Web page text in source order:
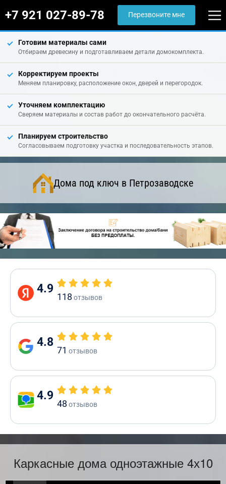
+7 921 027-89-78 Перезвоните мне
Готовим материалы сами
Отбираем древесину и подготавливаем детали домокомплекта.
Корректируем проекты
Меняем планировку, расположение окон, дверей и перегородок.
Уточняем комплектацию
Сверяем материалы и состав работ до окончательного расчёта.
Планируем строительство
Согласовываем подготовку участка и последовательность этапов.
Дома под ключ в Петрозаводске
4.9
118 отзывов
4.8
71 отзывов
4.9
48 отзывов
Каркасные дома одноэтажные 4х10